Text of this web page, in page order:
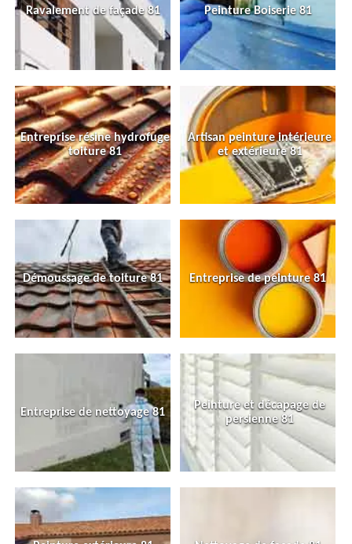
Ravalement de façade 81 Peinture Boiserie 81
Entreprise résine hydrofuge
toiture 81
Artisan peinture intérieure
et extérieure 81
Démoussage de toiture 81 Entreprise de peinture 81
Entreprise de nettoyage 81
Peinture et décapage de
persienne 81